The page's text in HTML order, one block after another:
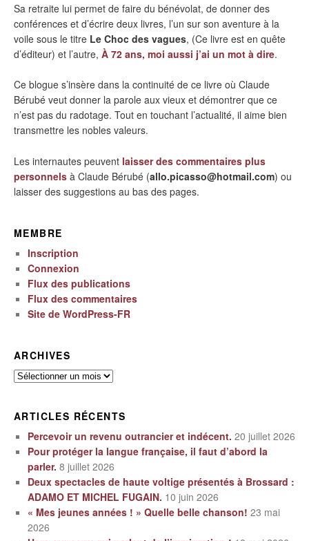
Sa retraite lui permet de faire du bénévolat, de donner des
conférences et d’écrire deux livres, l’un sur son aventure à la
voile sous le titre Le Choc des vagues, (Ce livre est en quête
d’éditeur) et l’autre, À 72 ans, moi aussi j’ai un mot à dire.
Ce blogue s’insère dans la continuité de ce livre où Claude
Bérubé veut donner la parole aux vieux et démontrer que ce
n’est pas du radotage. Tout en touchant l’actualité, il aime bien
transmettre les nobles valeurs.
Les internautes peuvent laisser des commentaires plus
personnels à Claude Bérubé (allo.picasso@hotmail.com) ou
laisser des suggestions au bas des pages.
MEMBRE
Inscription
Connexion
Flux des publications
Flux des commentaires
Site de WordPress-FR
ARCHIVES
Archives
ARTICLES RÉCENTS
Percevoir un revenu outrancier et indécent. 20 juillet 2026
Pour protéger la langue française, il faut d’abord la
parler. 8 juillet 2026
Deux spectacles de haute voltige présentés à Brossard :
ADAMO ET MICHEL FUGAIN. 10 juin 2026
« Mes jeunes années ! » Quelle belle chanson! 23 mai
2026